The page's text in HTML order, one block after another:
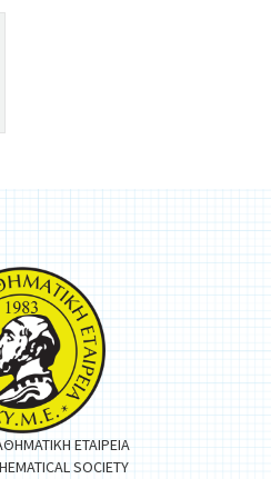
ΕΤΑΙΡΕΙΑ
SOCIETY